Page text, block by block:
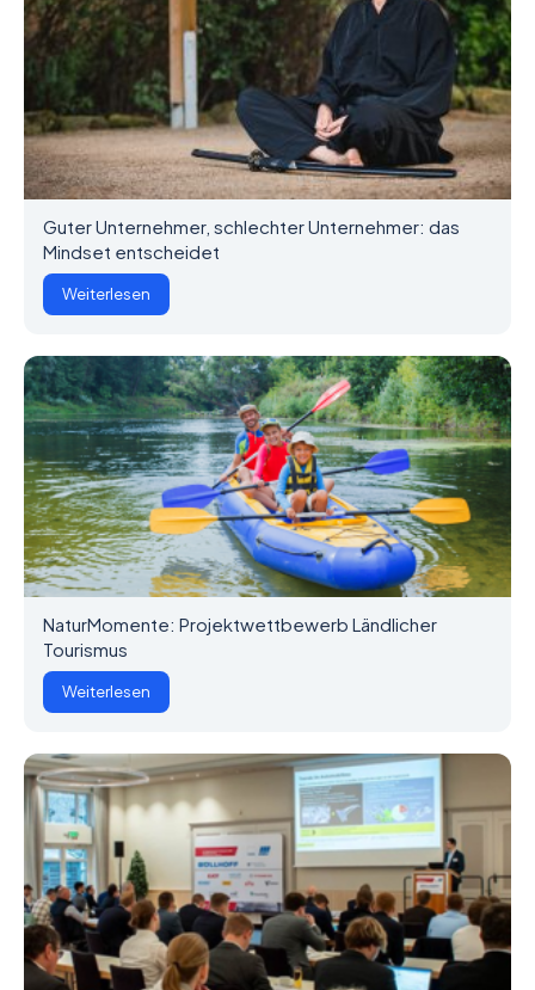
Guter Unternehmer, schlechter Unternehmer: das
Mindset entscheidet
Weiterlesen
NaturMomente: Projektwettbewerb Ländlicher
Tourismus
Weiterlesen